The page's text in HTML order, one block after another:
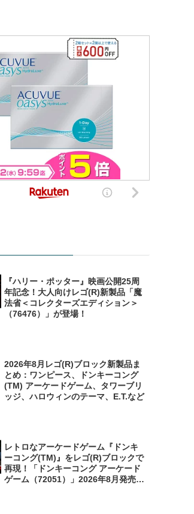
『ハリー・ポッター』映画公開25周
年記念！大人向けレゴ(R)新製品「魔
法省＜コレクターズエディション＞
（76476）」が登場！
2026年8月レゴ(R)ブロック新製品ま
とめ：ワンピース、ドンキーコング
(TM) アーケードゲーム、タワーブリ
ッジ、ハロウィンのテーマ、E.T.など
レトロなアーケードゲーム『ドンキ
ーコング(TM)』をレゴ(R)ブロックで
再現！「ドンキーコング アーケード
ゲーム（72051）」2026年8月発売